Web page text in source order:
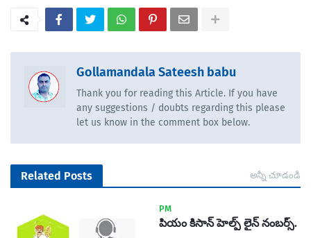
Gollamandala Sateesh babu
Thank you for reading this Article. If you have
any suggestions / doubts regarding this please
let us know in the comment box below.
Related Posts అన్నీ చూడండి
PM
పియం కిసాన్ హెల్ప్ లైన్ నంబర్స్.